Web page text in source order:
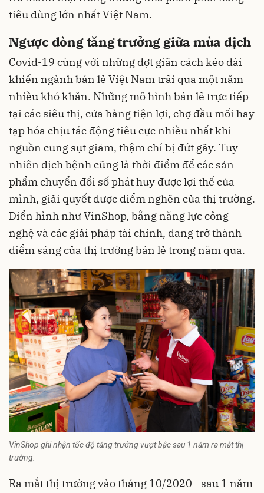
tiêu dùng lớn nhất Việt Nam.
Ngược dòng tăng trưởng giữa mùa dịch
Covid-19 cùng với những đợt giãn cách kéo dài
khiến ngành bán lẻ Việt Nam trải qua một năm
nhiều khó khăn. Những mô hình bán lẻ trực tiếp
tại các siêu thị, cửa hàng tiện lợi, chợ đầu mối hay
tạp hóa chịu tác động tiêu cực nhiều nhất khi
nguồn cung sụt giảm, thậm chí bị đứt gãy. Tuy
nhiên dịch bệnh cũng là thời điểm để các sản
phẩm chuyển đổi số phát huy được lợi thế của
mình, giải quyết được điểm nghẽn của thị trường.
Điển hình như VinShop, bằng năng lực công
nghệ và các giải pháp tài chính, đang trở thành
điểm sáng của thị trường bán lẻ trong năm qua.
VinShop ghi nhận tốc độ tăng trưởng vượt bậc sau 1 năm ra mắt thị
trường.
Ra mắt thị trường vào tháng 10/2020 - sau 1 năm